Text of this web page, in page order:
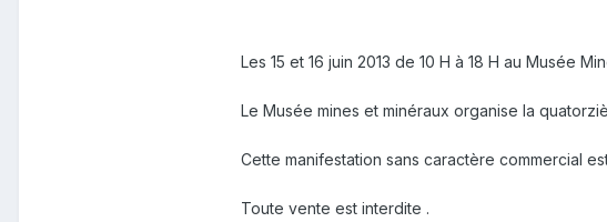
Les 15 et 16 juin 2013 de 10 H à 18 H au Musée
Le Musée mines et minéraux organise la
Cette manifestation sans caractère commercial
Toute vente est interdite .